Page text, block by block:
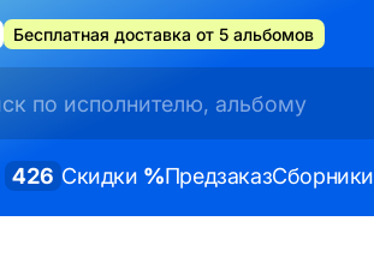
Бесплатная доставка от 5 альбомов
426 Скидки %ПредзаказСборники